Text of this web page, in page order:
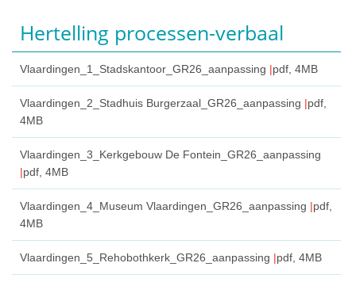
Hertelling processen-verbaal
Vlaardingen_1_Stadskantoor_GR26_aanpassing pdf , 4MB
Vlaardingen_2_Stadhuis Burgerzaal_GR26_aanpassing pdf
4MB
Vlaardingen_3_Kerkgebouw De Fontein_GR26_aanpassing
pdf , 4MB
Vlaardingen_4_Museum Vlaardingen_GR26_aanpassing pdf
4MB
Vlaardingen_5_Rehobothkerk_GR26_aanpassing pdf , 4MB